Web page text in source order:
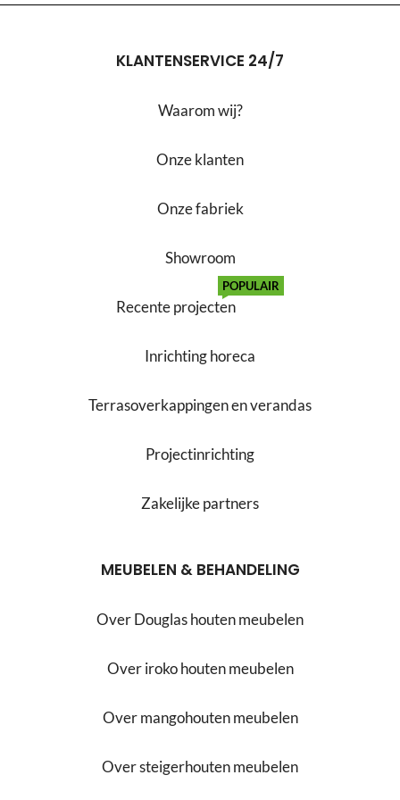
KLANTENSERVICE 24/7
Waarom wij?
Onze klanten
Onze fabriek
Showroom
Recente projecten
POPULAIR
Inrichting horeca
Terrasoverkappingen en verandas
Projectinrichting
Zakelijke partners
MEUBELEN & BEHANDELING
Over Douglas houten meubelen
Over iroko houten meubelen
Over mangohouten meubelen
Over steigerhouten meubelen